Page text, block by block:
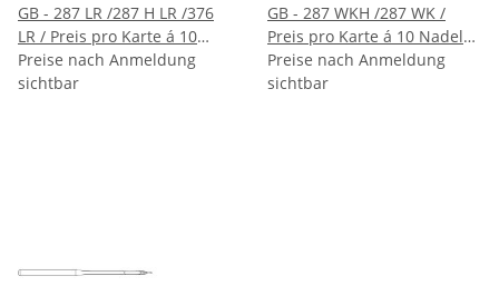
GB - 287 LR /287 H LR /376
LR / Preis pro Karte á 10
Nadeln / VE 10 Karten
Preise nach Anmeldung
sichtbar
GB - 287 WKH /287 WK /
Preis pro Karte á 10 Nadeln
/ VE 10 Karten
Preise nach Anmeldung
sichtbar